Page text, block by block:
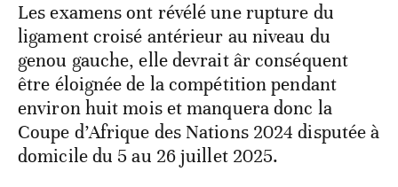
Les examens ont révélé une rupture du
ligament croisé antérieur au niveau du
genou gauche, elle devrait âr conséquent
être éloignée de la compétition pendant
environ huit mois et manquera donc la
Coupe d’Afrique des Nations 2024 disputée à
domicile du 5 au 26 juillet 2025.